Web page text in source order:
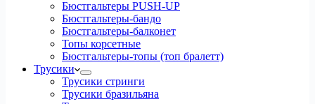
Бюстгальтеры PUSH-UP
Бюстгальтеры-бандо
Бюстгальтеры-балконет
Топы корсетные
Бюстгальтеры-топы (топ бралетт)
Трусики
Трусики стринги
Трусики бразильяна